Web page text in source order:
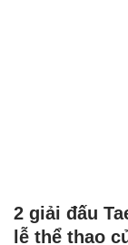
2 giải đấu
lễ thể thao